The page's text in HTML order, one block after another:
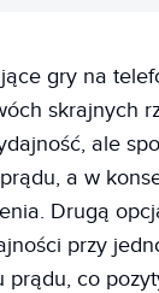
gry na
skrajnych
ale
a w
Drugą
przy
prądu, co